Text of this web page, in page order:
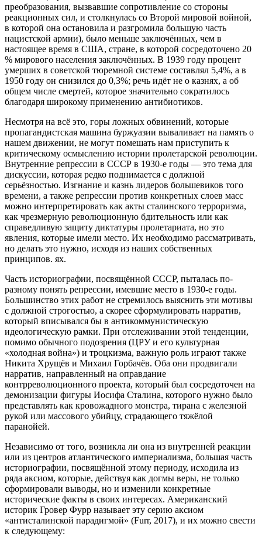
преобразования, вызвавшие сопротивление со стороны
реакционных сил, и столкнулась со Второй мировой войной,
в которой она остановила и разгромила большую часть
нацистской армии), было меньше заключённых, чем в
настоящее время в США, стране, в которой сосредоточено 20
% мирового населения заключённых. В 1939 году процент
умерших в советской тюремной системе составлял 5,4%, а в
1950 году он снизился до 0,3%; речь идёт не о казнях, а об
общем числе смертей, которое значительно сократилось
благодаря широкому применению антибиотиков.
Несмотря на всё это, горы ложных обвинений, которые
пропагандистская машина буржуазии вываливает на память о
нашем движении, не могут помешать нам приступить к
критическому осмыслению истории пролетарской революции.
Внутренние репрессии в СССР в 1930-е годы — это тема для
дискуссии, которая редко поднимается с должной
серьёзностью. Изгнание и казнь лидеров большевиков того
времени, а также репрессии против конкретных слоев масс
можно интерпретировать как акты сталинского терроризма,
как чрезмерную революционную бдительность или как
справедливую защиту диктатуры пролетариата, но это
явления, которые имели место. Их необходимо рассматривать,
но делать это нужно, исходя из наших собственных
принципов. ях.
Часть историографии, посвящённой СССР, пыталась по-
разному понять репрессии, имевшие место в 1930-е годы.
Большинство этих работ не стремилось выяснить эти мотивы
с должной строгостью, а скорее сформулировать нарратив,
который вписывался бы в антикоммунистическую
идеологическую рамки. При отслеживании этой тенденции,
помимо обычного подозрения (ЦРУ и его культурная
«холодная война») и троцкизма, важную роль играют также
Никита Хрущёв и Михаил Горбачёв. Оба они продвигали
нарратив, направленный на оправдание
контрреволюционного проекта, который был сосредоточен на
демонизации фигуры Иосифа Сталина, которого нужно было
представлять как кровожадного монстра, тирана с железной
рукой или массового убийцу, страдающего тяжёлой
паранойей.
Независимо от того, возникла ли она из внутренней реакции
или из центров атлантического империализма, большая часть
историографии, посвящённой этому периоду, исходила из
ряда аксиом, которые, действуя как догмы веры, не только
сформировали выводы, но и изменили конкретные
исторические факты в своих интересах. Американский
историк Гровер Фурр называет эту серию аксиом
«антисталинской парадигмой» (Furr, 2017), и их можно свести
к следующему: